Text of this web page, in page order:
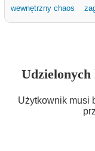
wewnętrzny chaos
Użytkownik musi